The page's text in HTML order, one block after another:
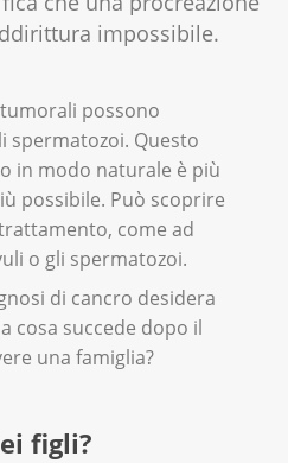
impossibile.
possono
spermatozoi. Questo
in modo naturale è più
possibile. Può scoprire
come ad
o gli spermatozoi.
di cancro desidera
cosa succede dopo il
una famiglia?
figli?